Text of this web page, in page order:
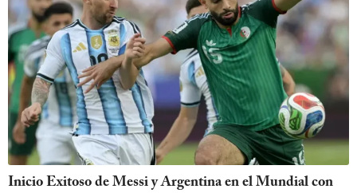
Inicio Exitoso de Messi y Argentina en el Mundial con